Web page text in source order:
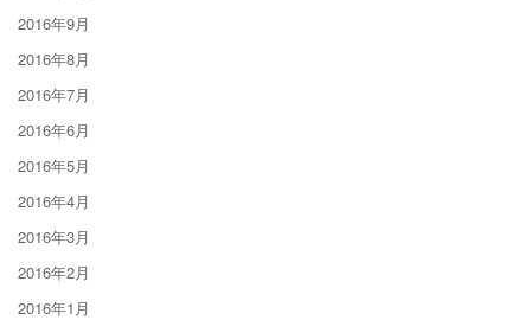
2016年9月
2016年8月
2016年7月
2016年6月
2016年5月
2016年4月
2016年3月
2016年2月
2016年1月